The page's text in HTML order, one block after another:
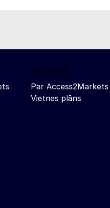
Par mums
Par Access2Markets
Vietnes plāns